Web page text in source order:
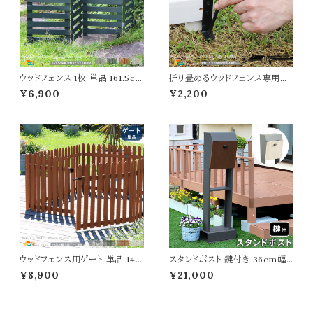
ウッドフェンス 1枚 単品 161.5cm
幅 ボーダーフェンス ホワイト グ
レー ライトブラウン ダークグリー
22cm 高さ61cm おすすめ おし
ゃれ 北欧 モダン 天然木 庭のフ
ェンス 境界線 玄関 花壇 庭 ガ
ーデニング 駐車場
¥6,900
折り畳めるウッドフェンス専用固
定金具 4個セット 専用固定金具
ウッドフェンス用金具 ペグ フェン
ゃれ スチール製 L字金具幅2c
m 奥行3cm 高さ8cm 木製フェ
ンス固定金具 折り畳みフェンス
用固定金具 ガーデニング
¥2,200
ウッドフェンス用ゲート 単品 142
cm幅 ストライプフェンス用 フェ
ンス用ゲートセット ライトブラウン
¥8,900
スタンドポスト 鍵付き 36cm幅
グレー グリーン 郵便ポスト 手前
開き 鍵付きポスト スペアキー付
¥21,000